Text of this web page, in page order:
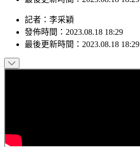
記者 ： 李采穎
發佈時間： 2023.08.18 18:29
最後更新時間： 2023.08.18 18:29